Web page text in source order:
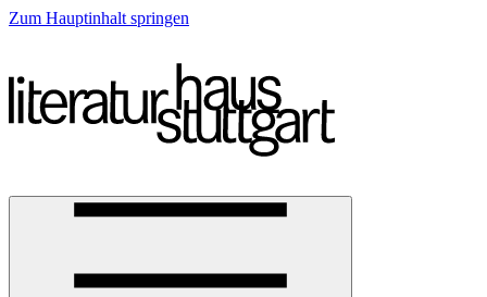
Zum Hauptinhalt springen